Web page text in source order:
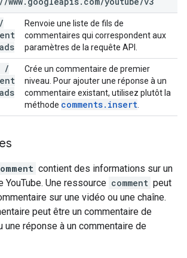
/
Renvoie une liste de fils de
commentaires qui correspondent aux
paramètres de la requête API.
/
Crée un commentaire de premier
niveau. Pour ajouter une réponse à un
commentaire existant, utilisez plutôt la
méthode comments. insert
contient des informations sur un
YouTube. Une ressource comment peut
sur une vidéo ou une chaîne.
peut être un commentaire de
une réponse à un commentaire de